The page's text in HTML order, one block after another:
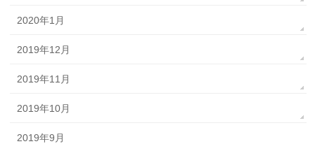
2020年1月
2019年12月
2019年11月
2019年10月
2019年9月